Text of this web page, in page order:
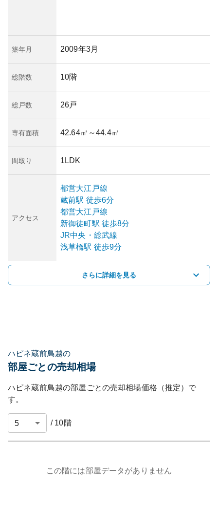
築年月 2009年3月
総階数 10階
総戸数 26戸
専有面積 42.64㎡ ～44.4㎡
間取り 1LDK
アクセス
都営大江戸線
蔵前駅 徒歩6分
都営大江戸線
新御徒町駅 徒歩8分
JR中央・総武線
浅草橋駅 徒歩9分
さらに詳細を見る
ハピネ蔵前鳥越の
部屋ごとの売却相場
ハピネ蔵前鳥越の部屋ごとの売却相場価格（推定）で
す。
/ 10階
この階には部屋データがありません